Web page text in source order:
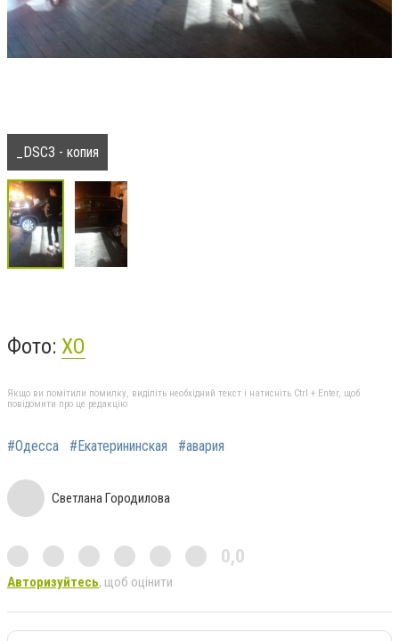
_DSC3 - копия
Фото: ХО
Якщо ви помітили помилку, виділіть необхідний текст і натисніть Ctrl + Enter, щоб
повідомити про це редакцію
#Одесса #Екатерининская #авария
Светлана Городилова
0,0
Авторизуйтесь, щоб оцінити